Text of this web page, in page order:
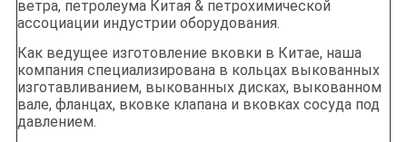
ветра, петролеума Китая & петрохимической
ассоциации индустрии оборудования.
Как ведущее изготовление вковки в Китае, наша
компания специализирована в кольцах выкованных
изготавливанием, выкованных дисках, выкованном
вале, фланцах, вковке клапана и вковках сосуда под
давлением.